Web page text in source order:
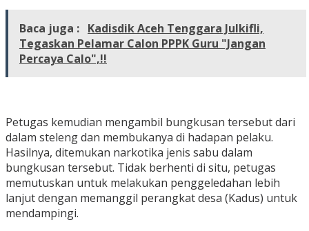
Baca juga : Kadisdik Aceh Tenggara Julkifli,
Tegaskan Pelamar Calon PPPK Guru "Jangan
Percaya Calo",!!
Petugas kemudian mengambil bungkusan tersebut dari
dalam steleng dan membukanya di hadapan pelaku.
Hasilnya, ditemukan narkotika jenis sabu dalam
bungkusan tersebut. Tidak berhenti di situ, petugas
memutuskan untuk melakukan penggeledahan lebih
lanjut dengan memanggil perangkat desa (Kadus) untuk
mendampingi.